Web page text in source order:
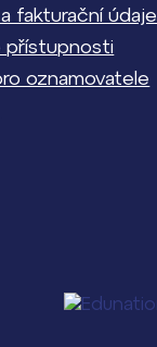
fakturační údaje
přístupnosti
oznamovatele